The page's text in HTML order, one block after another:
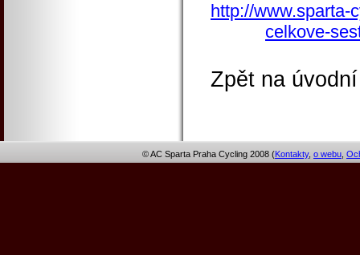
http://www.sparta-
celkove-
Zpět na
© AC Sparta Praha Cycling 2008 (Kontakty, o webu